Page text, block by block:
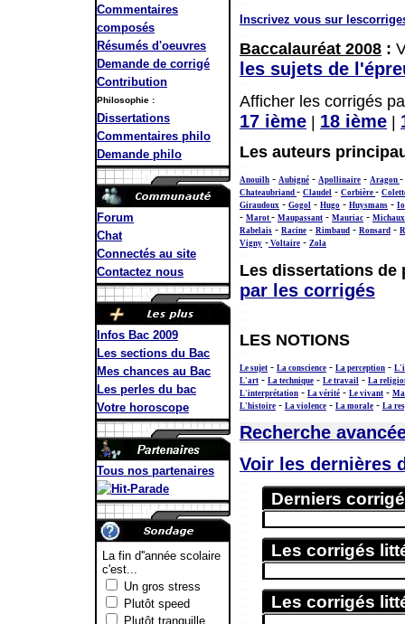
Commentaires
composés
Résumés d'oeuvres
Demande de corrigé
Contribution
Philosophie :
Dissertations
Commentaires philo
Demande philo
Forum
Chat
Connectés au site
Contactez nous
Infos Bac 2009
Les sections du Bac
Mes chances au Bac
Les perles du bac
Votre horoscope
Tous nos partenaires
Inscrivez vous sur
Baccalauréat 2008 :
les sujets de
Afficher les corrigés
17 ième | 18 ième |
Les auteurs
Anouilh - Aubigné - Apollinaire - Aragon -
Chateaubriand - Claudel - Corbière -
Giraudoux - Gogol - Hugo - Huysmans -
- Marot - Maupassant - Mauriac - Michaux
Rabelais - Racine - Rimbaud - Ronsard -
Vigny - Voltaire - Zola
Les dissertations
par les corrigés
LES NOTIONS
Le sujet - La conscience - La perception -
L'art - La technique - Le travail - La
L'interprétation - La vérité - Le vivant -
L'histoire - La violence - La morale - La
Recherche
Voir les dernières
Derniers
Les corrigés
Les corrigés